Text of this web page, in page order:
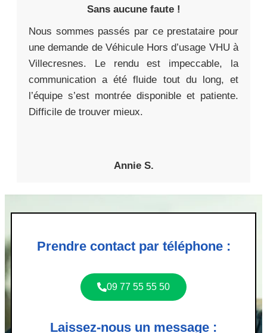
Sans aucune faute !
Nous sommes passés par ce prestataire pour
une demande de Véhicule Hors d’usage VHU à
Villecresnes. Le rendu est impeccable, la
communication a été fluide tout du long, et
l’équipe s’est montrée disponible et patiente.
Difficile de trouver mieux.
Annie S.
Prendre contact par téléphone :
09 77 55 55 50
Laissez-nous un message :